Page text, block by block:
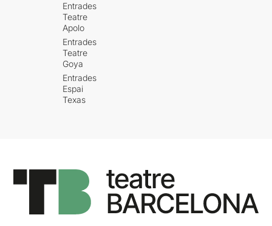
Entrades
Teatre
Apolo
Entrades
Teatre
Goya
Entrades
Espai
Texas